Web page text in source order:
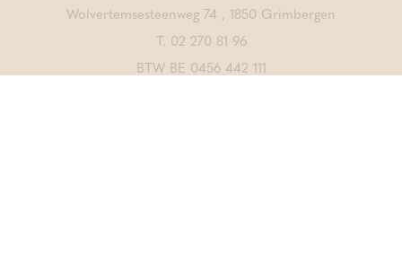
Wolvertemsesteenweg 74 , 1850 Grimbergen
T. 02 270 81 96
BTW BE 0456 442 111